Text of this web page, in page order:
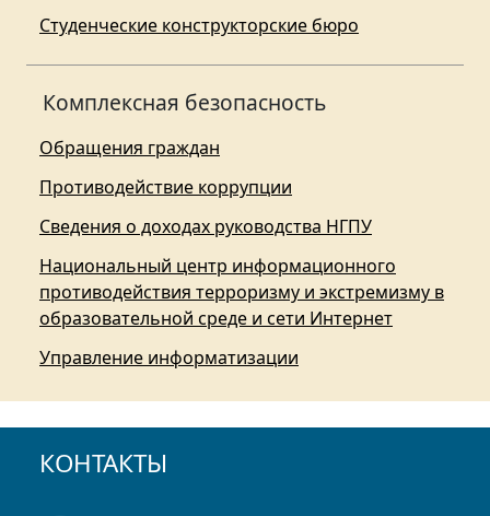
Студенческие конструкторские бюро
Комплексная безопасность
Обращения граждан
Противодействие коррупции
Сведения о доходах руководства НГПУ
Национальный центр информационного
противодействия терроризму и экстремизму в
образовательной среде и сети Интернет
Управление информатизации
КОНТАКТЫ